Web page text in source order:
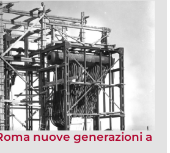
nuove generazioni a